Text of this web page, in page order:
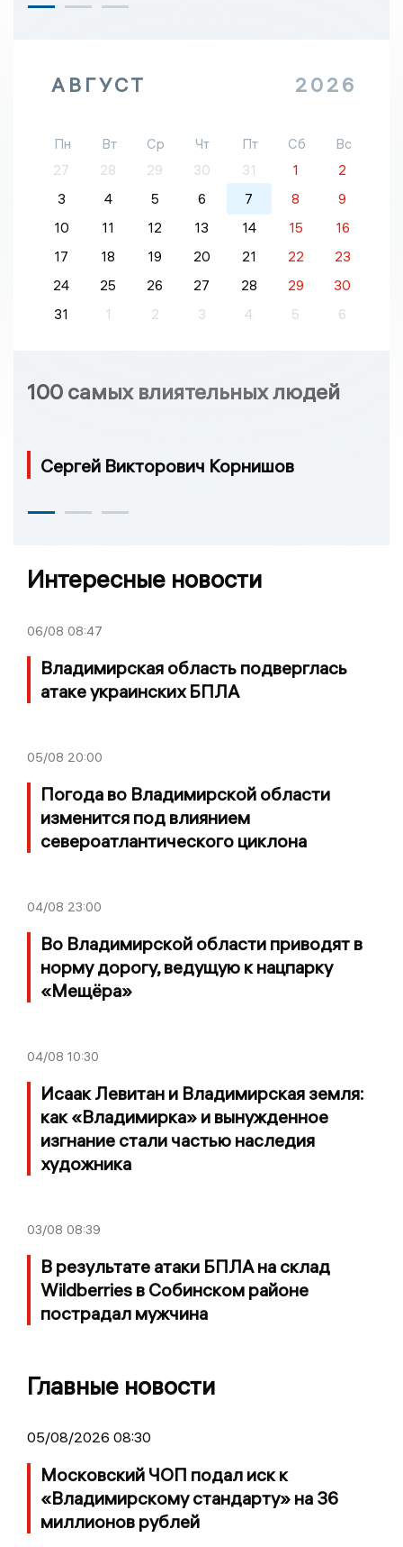
АВГУСТ 2026
Пн Вт Ср Чт Пт Сб
Вс
27
28 29 30 31 1
2
3
4 5 6 7 8
9
10
11 12 13 14 15
16
17
18 19 20 21 22
23
24
25 26 27 28 29
30
31
1 2 3 4 5 6
100 самых влиятельных людей
Сергей Викторович Корнишов
Интересные новости
06/08 08:47
Владимирская область подверглась
атаке украинских БПЛА
05/08 20:00
Погода во Владимирской области
изменится под влиянием
североатлантического циклона
04/08 23:00
Во Владимирской области приводят в
норму дорогу, ведущую к нацпарку
«Мещёра»
04/08 10:30
Исаак Левитан и Владимирская земля:
как «Владимирка» и вынужденное
изгнание стали частью наследия
художника
03/08 08:39
В результате атаки БПЛА на склад
Wildberries в Собинском районе
пострадал мужчина
Главные новости
05/08/2026 08:30
Московский ЧОП подал иск к
«Владимирскому стандарту» на 36
миллионов рублей